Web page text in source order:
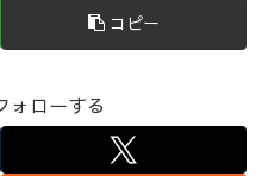
コピー
ォローする